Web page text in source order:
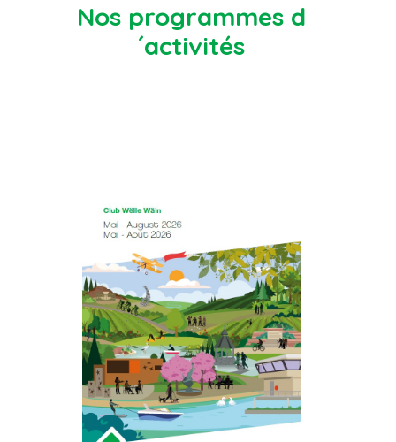
Nos programmes d
´activités